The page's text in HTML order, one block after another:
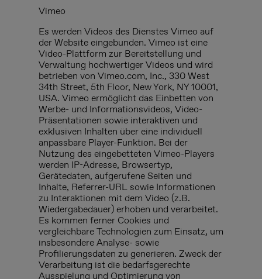
Vimeo
Es werden Videos des Dienstes Vimeo auf
der Website eingebunden. Vimeo ist eine
Video-Plattform zur Bereitstellung und
Verwaltung hochwertiger Videos und wird
betrieben von Vimeo.com, Inc., 330 West
34th Street, 5th Floor, New York, NY 10001,
USA. Vimeo ermöglicht das Einbetten von
Werbe- und Informationsvideos, Video-
Präsentationen sowie interaktiven und
exklusiven Inhalten über eine individuell
anpassbare Player-Funktion. Bei der
Nutzung des eingebetteten Vimeo-Players
werden IP-Adresse, Browsertyp,
Gerätedaten, aufgerufene Seiten und
Inhalte, Referrer-URL sowie Informationen
zu Interaktionen mit dem Video (z.B.
Wiedergabedauer) erhoben und verarbeitet.
Es kommen ferner Cookies und
vergleichbare Technologien zum Einsatz, um
insbesondere Analyse- sowie
Profilierungsdaten zu generieren. Zweck der
Verarbeitung ist die bedarfsgerechte
Ausspielung und Optimierung von